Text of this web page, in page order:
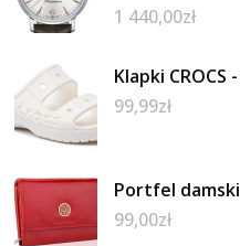
1 440,00zł
Klapki CROCS
99,99zł
Portfel
99,00zł